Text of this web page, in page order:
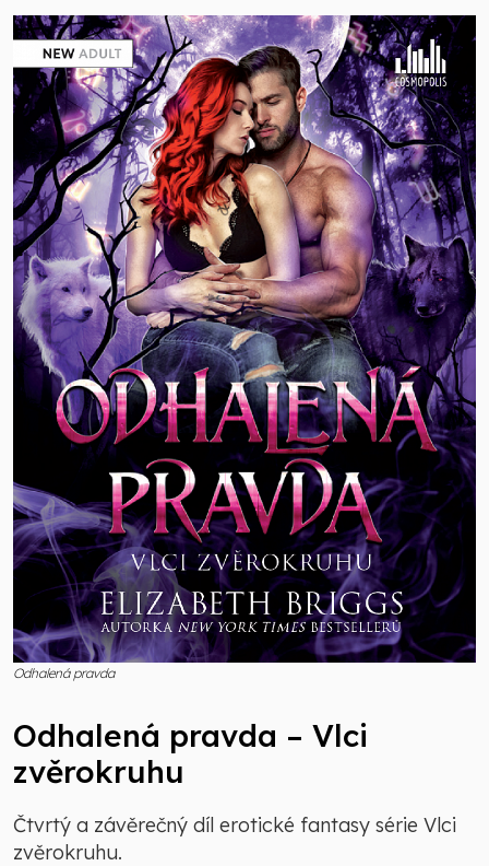
Odhalená pravda
Odhalená pravda – Vlci
zvěrokruhu
Čtvrtý a závěrečný díl erotické fantasy série Vlci
zvěrokruhu.